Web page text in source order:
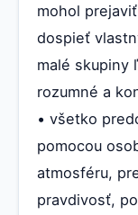
mohol
dospieť
malé skupiny
rozumné a
• všetko
pomocou
atmosféru,
pravdivosť,